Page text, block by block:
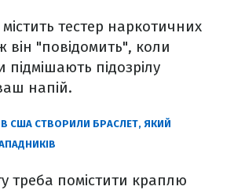
тестер наркотичних
він "повідомить", коли
підозрілу
напій.
В США СТВОРИЛИ БРАСЛЕТ, ЯКИЙ
треба помістити краплю